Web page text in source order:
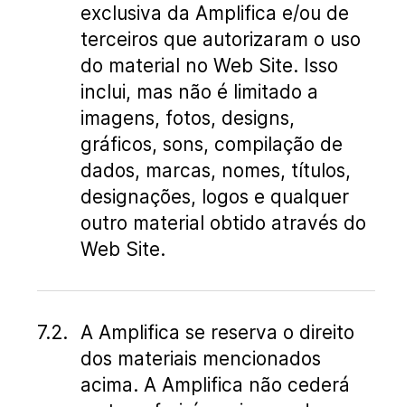
exclusiva da Amplifica e/ou de
terceiros que autorizaram o uso
do material no Web Site. Isso
inclui, mas não é limitado a
imagens, fotos, designs,
gráficos, sons, compilação de
dados, marcas, nomes, títulos,
designações, logos e qualquer
outro material obtido através do
Web Site.
A Amplifica se reserva o direito
dos materiais mencionados
acima. A Amplifica não cederá